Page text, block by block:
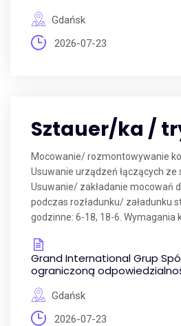
Gdańsk
2026-07-23
Sztauer/ka /
Mocowanie/ rozmontowywanie
Usuwanie urządzeń łączących ze
Usuwanie/ zakładanie mocowań
podczas rozładunku/ załadunku
godzinne: 6-18, 18-6. Wymagania
Grand International Grup
ograniczoną
Gdańsk
2026-07-23